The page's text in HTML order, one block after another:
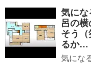
気にな
呂の
そう
るか…
気にな